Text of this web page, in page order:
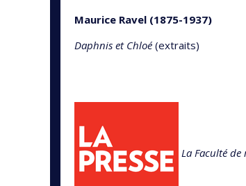
Maurice Ravel (1875-1937)
Daphnis et Chloé (extraits)
La Faculté